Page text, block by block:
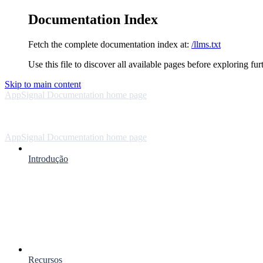
Documentation Index
Fetch the complete documentation index at: /llms.txt
Use this file to discover all available pages before exploring
Skip to main content
AppSignal Documentation home page
AppSignal Documentation home page
Introdução
Recursos